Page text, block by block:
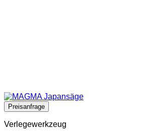
Verlegewerkzeug